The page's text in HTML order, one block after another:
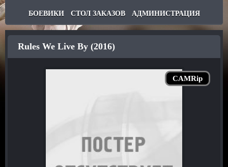
БОЕВИКИ СТОЛ ЗАКАЗОВ АДМИНИСТРАЦИЯ
CAMRip
Rules We Live By (2016)